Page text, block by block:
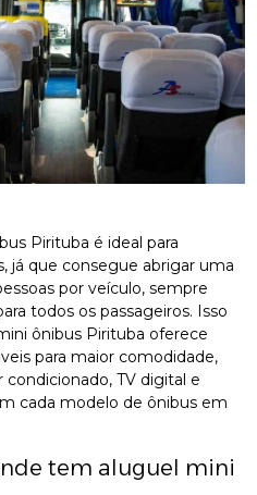
Pirituba é ideal para
já que consegue abrigar uma
por veículo, sempre
todos os passageiros. Isso
ônibus Pirituba oferece
para maior comodidade,
TV digital e
cada modelo de ônibus em
tem aluguel mini